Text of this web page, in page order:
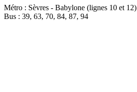
Métro : Sèvres - Babylone (lignes 10 et 12)
Bus : 39, 63, 70, 84, 87, 94